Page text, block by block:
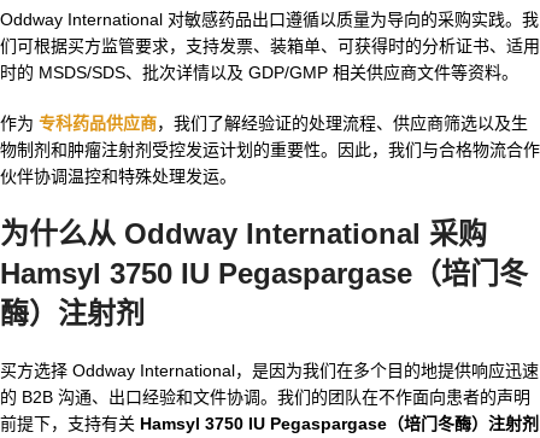
Oddway International 对敏感药品出口遵循以质量为导向的采购实践。我
们可根据买方监管要求，支持发票、装箱单、可获得时的分析证书、适用
时的 MSDS/SDS、批次详情以及 GDP/GMP 相关供应商文件等资料。
作为 专科药品供应商，我们了解经验证的处理流程、供应商筛选以及生
物制剂和肿瘤注射剂受控发运计划的重要性。因此，我们与合格物流合作
伙伴协调温控和特殊处理发运。
为什么从 Oddway International 采购
Hamsyl 3750 IU Pegaspargase（培门冬
酶）注射剂
买方选择 Oddway International，是因为我们在多个目的地提供响应迅速
的 B2B 沟通、出口经验和文件协调。我们的团队在不作面向患者的声明
前提下，支持有关 Hamsyl 3750 IU Pegaspargase（培门冬酶）注射剂